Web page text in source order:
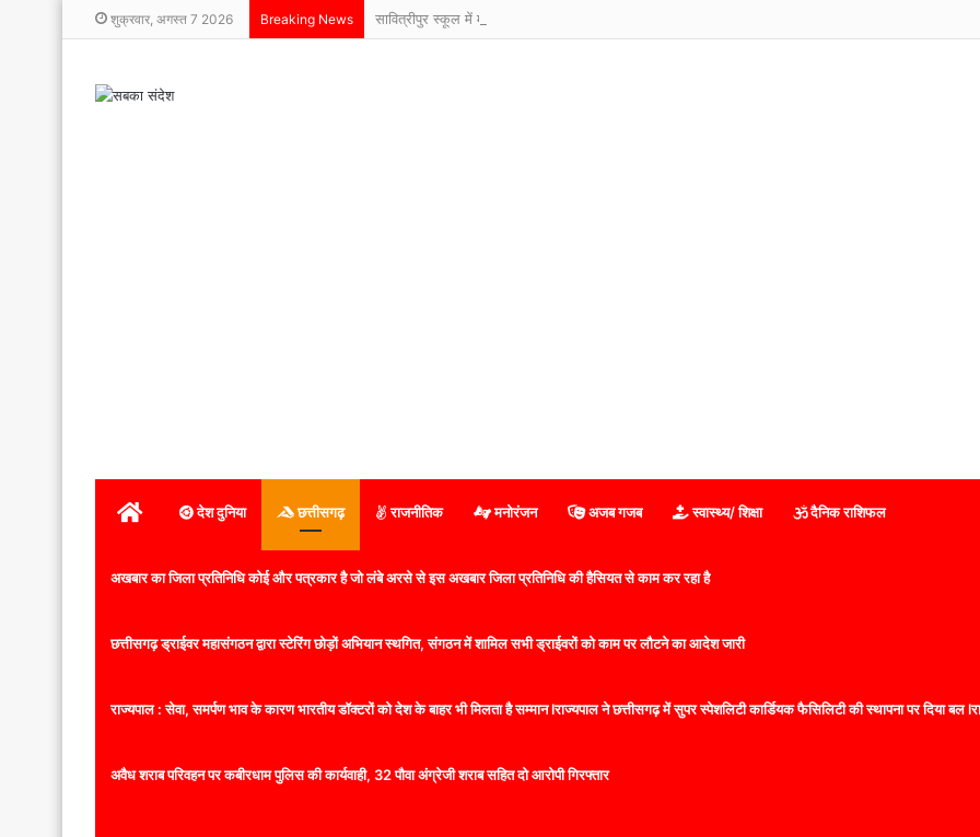
शुक्रवार, अगस्त 7 2026 Breaking News सावित्रीपुर स्कूल में मारवाड़ी युवा मंच सांकरा का ‘शिक्षा साथी अभियान’: क्विज और पौधारोपण से बच्चों में बढ़ा उत्साह
होम देश दुनिया छत्तीसगढ़ राजनीतिक मनोरंजन अजब गजब स्वास्थ्य/ शिक्षा दैनिक राशिफल
अखबार का जिला प्रतिनिधि कोई और पत्रकार है जो लंबे अरसे से इस अखबार जिला प्रतिनिधि की हैसियत से काम कर रहा है
छत्तीसगढ़ ड्राईवर महासंगठन द्वारा स्टेरिंग छोड़ों अभियान स्थगित, संगठन में शामिल सभी ड्राईवरों को काम पर लौटने का आदेश जारी
राज्यपाल : सेवा, समर्पण भाव के कारण भारतीय डॉक्टरों को देश के बाहर भी मिलता है सम्मान lराज्यपाल ने छत्तीसगढ़ में सुपर स्पेशलिटी कार्डियक फैसिलिटी की स्थापना पर दिया
अवैध शराब परिवहन पर कबीरधाम पुलिस की कार्यवाही, 32 पौवा अंग्रेजी शराब सहित दो आरोपी गिरफ्तार